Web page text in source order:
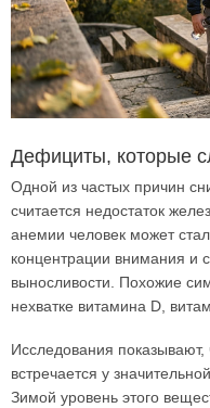
Дефициты, которые
Одной из частых причин
считается недостаток
анемии человек может
концентрации внимания и
выносливости. Похожие
нехватке витамина D,
Исследования
встречается у
Зимой уровень этого